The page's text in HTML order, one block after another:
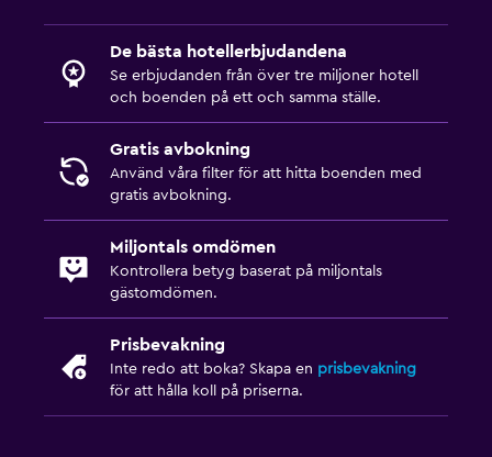
De bästa hotellerbjudandena
Se erbjudanden från över tre miljoner hotell
och boenden på ett och samma ställe.
Gratis avbokning
Använd våra filter för att hitta boenden med
gratis avbokning.
Miljontals omdömen
Kontrollera betyg baserat på miljontals
gästomdömen.
Prisbevakning
Inte redo att boka? Skapa en prisbevakning
för att hålla koll på priserna.